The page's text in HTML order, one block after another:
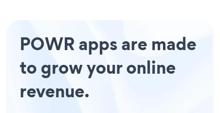
POWR apps are made
to grow your online
revenue.